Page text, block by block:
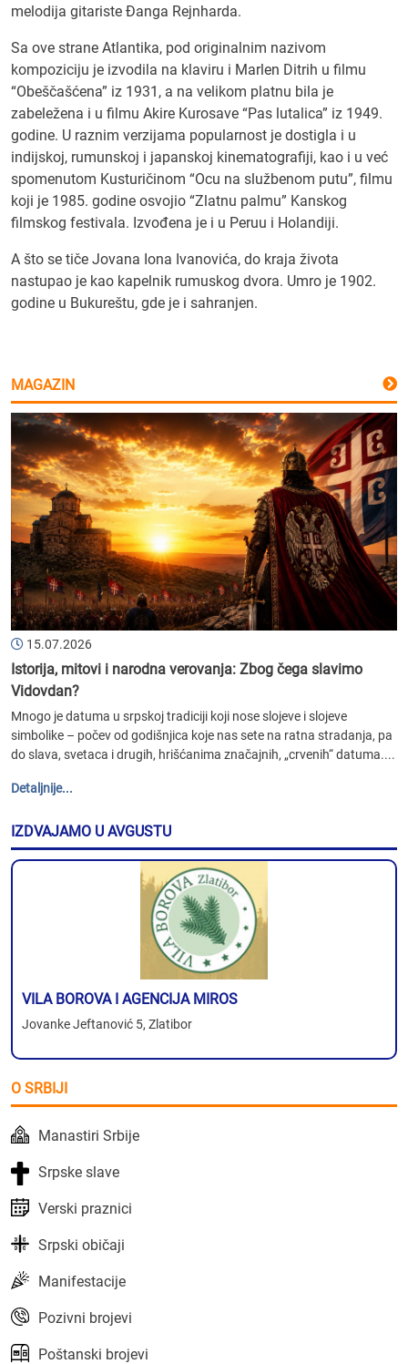
melodija gitariste Đanga Rejnharda.
Sa ove strane Atlantika, pod originalnim nazivom
kompoziciju je izvodila na klaviru i Marlen Ditrih u filmu
“Obeščašćena” iz 1931, a na velikom platnu bila je
zabeležena i u filmu Akire Kurosave “Pas lutalica” iz 1949.
godine. U raznim verzijama popularnost je dostigla i u
indijskoj, rumunskoj i japanskoj kinematografiji, kao i u već
spomenutom Kusturičinom “Ocu na službenom putu”, filmu
koji je 1985. godine osvojio “Zlatnu palmu” Kanskog
filmskog festivala. Izvođena je i u Peruu i Holandiji.
A što se tiče Jovana Iona Ivanovića, do kraja života
nastupao je kao kapelnik rumuskog dvora. Umro je 1902.
godine u Bukureštu, gde je i sahranjen.
MAGAZIN
15.07.2026
Istorija, mitovi i narodna verovanja: Zbog čega slavimo
Vidovdan?
Mnogo je datuma u srpskoj tradiciji koji nose slojeve i slojeve
simbolike – počev od godišnjica koje nas sete na ratna stradanja, pa
do slava, svetaca i drugih, hrišćanima značajnih, „crvenih“ datuma....
Detaljnije...
IZDVAJAMO U AVGUSTU
VILA BOROVA I AGENCIJA MIROS
Jovanke Jeftanović 5, Zlatibor
O SRBIJI
Manastiri Srbije
Srpske slave
Verski praznici
Srpski običaji
Manifestacije
Pozivni brojevi
Poštanski brojevi